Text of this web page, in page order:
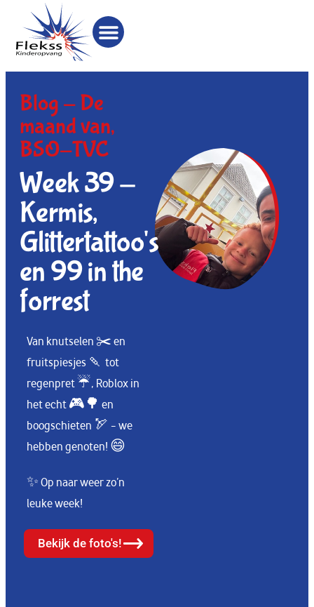
Blog -De
maand van,
BSO-TVC
Week 39 -
Kermis,
Glittertattoo's
en 99 in the
forrest
Van knutselen ✂️ en
fruitspiesjes 🍡 tot
regenpret ☔, Roblox in
het echt 🎮🌳 en
boogschieten 🏹 – we
hebben genoten! 😄
✨ Op naar weer zo’n
leuke week!
Bekijk de foto's!